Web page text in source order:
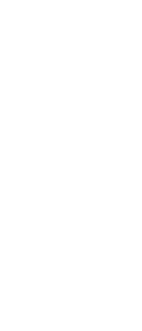
させていただ
承ください。
機器販売店・
うお願いしま
にご登録され
の共同利用者
をご了承くだ
下、フタル酸ジブチ
貨物等」とい
れらの製造装
通知します。
ムロン制御